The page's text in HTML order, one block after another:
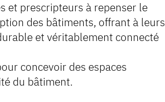
et prescripteurs à repenser le
des bâtiments, offrant à leurs
et véritablement connecté
concevoir des espaces
du bâtiment.